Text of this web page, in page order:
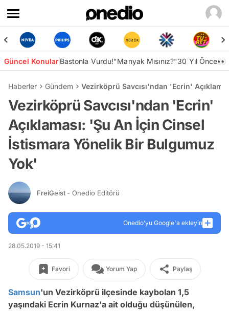
Güncel KonularBastonla Vurdu!"Manyak Mısınız?"30 Yıl Önce👀
Haberler Gündem Vezirköprü Savcısı'ndan 'Ecrin'
Vezirköprü Savcısı'ndan 'Ecrin'
Açıklaması: 'Şu An İçin Cinsel
İstismara Yönelik Bir Bulgumuz
Yok'
FreiGeist - Onedio Editörü
Onedio’yu Google'a ekleyin
28.05.2019 - 15:41
Favori Yorum Yap Paylaş
Samsun'un Vezirköprü ilçesinde kaybolan 1,5
yaşındaki Ecrin Kurnaz'a ait olduğu düşünülen,